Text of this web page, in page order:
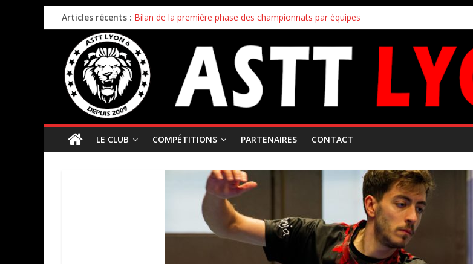
Articles récents : Bilan de la première phase des championnats par équipes
Bilan de fin de saison pour nos équipes
Inscriptions 2026/2027 – c’est parti !
Stage enfants été 2026 – ouvertures inscriptions aux joueurs non licenciés au club
Championnat par équipes – 21/22 Mars 2026
LE CLUB COMPÉTITIONS PARTENAIRES CONTACT